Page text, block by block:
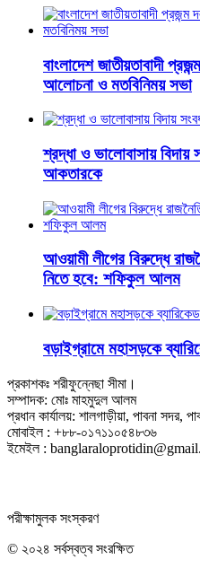
বাংলাদেশ জাতীয়তাবাদী
আলোচনা ও মতবিনিময় সভা
শ্রদ্ধা ও ভালোবাসায় বিদায়
আকতারকে
আওয়ামী লীগের বিরুদ্ধে
নিতে হবে: শফিকুল আলম
বড়াইগ্রামে মহাসড়কে
প্রকাশকঃ শরীফুন্নেছা সীমা।
সম্পাদক: মোঃ মাহমুদুল আলম
প্রধান কার্যালয়: শালগাড়ীয়া, পাবনা সদর,
মোবাইল : +৮৮-০১৭১১০৫৪৮৩৬
ইমেইল :
পরীক্ষামুলক সংস্করণ
© ২০২৪ সর্বস্বত্ব সংরক্ষিত